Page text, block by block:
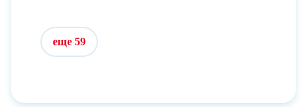
еще 59